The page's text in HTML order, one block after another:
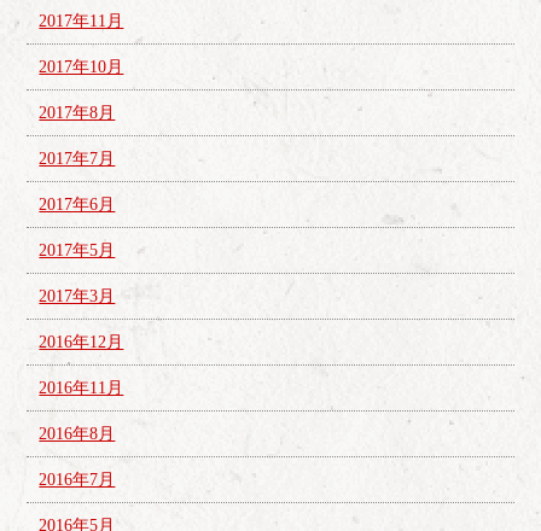
2017年11月
2017年10月
2017年8月
2017年7月
2017年6月
2017年5月
2017年3月
2016年12月
2016年11月
2016年8月
2016年7月
2016年5月